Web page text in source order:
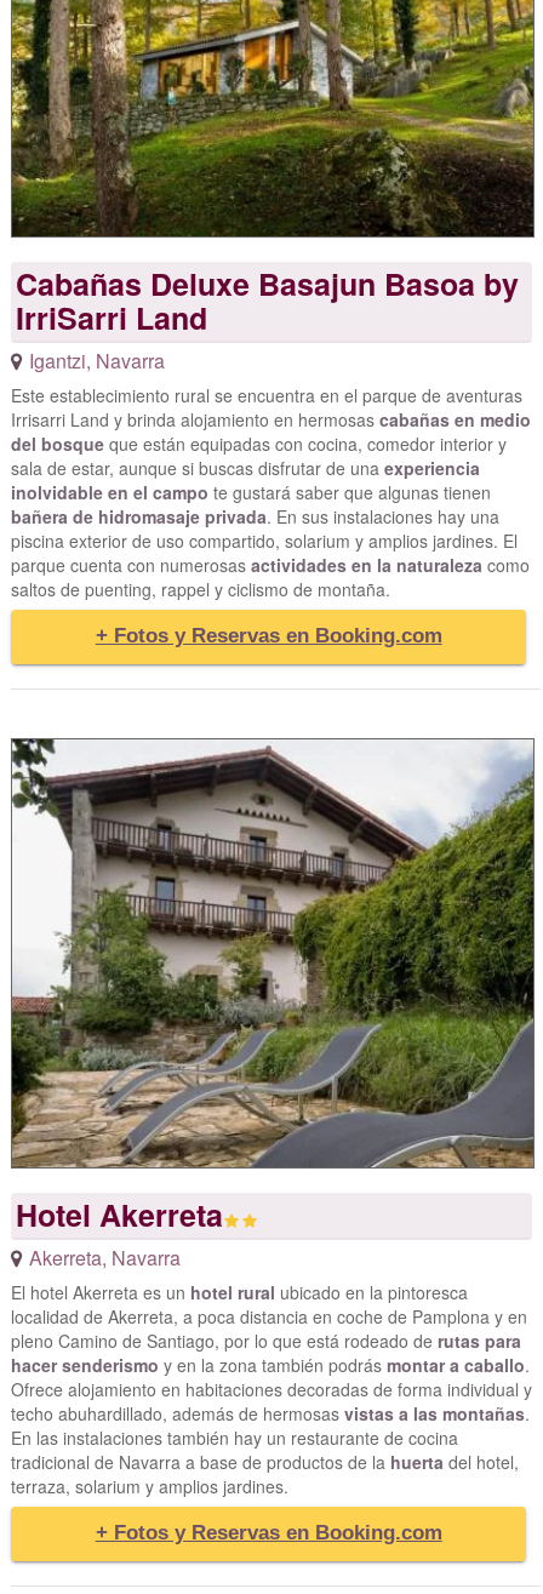
Cabañas Deluxe Basajun Basoa by
IrriSarri Land
Igantzi, Navarra
Este establecimiento rural se encuentra en el parque de aventuras
Irrisarri Land y brinda alojamiento en hermosas cabañas en medio
del bosqueque están equipadas con cocina, comedor interior y
sala de estar, aunque si buscas disfrutar de una experiencia
inolvidable en el campo te gustará saber que algunas tienen
bañera de hidromasaje privada. En sus instalaciones hay una
piscina exterior de uso compartido, solarium y amplios jardines. El
parque cuenta con numerosas actividades en la naturaleza como
saltos de puenting, rappel y ciclismo de montaña.
+ Fotos y Reservas en Booking.com
Hotel Akerreta
Akerreta, Navarra
El hotel Akerreta es un hotel rural ubicado en la pintoresca
localidad de Akerreta, a poca distancia en coche de Pamplona y en
pleno Camino de Santiago, por lo que está rodeado de rutas para
hacer senderismo y en la zona también podrás montar a caballo.
Ofrece alojamiento en habitaciones decoradas de forma individual y
techo abuhardillado, además de hermosas vistas a las montañas.
En las instalaciones también hay un restaurante de cocina
tradicional de Navarra a base de productos de la huerta del hotel,
terraza, solarium y amplios jardines.
+ Fotos y Reservas en Booking.com